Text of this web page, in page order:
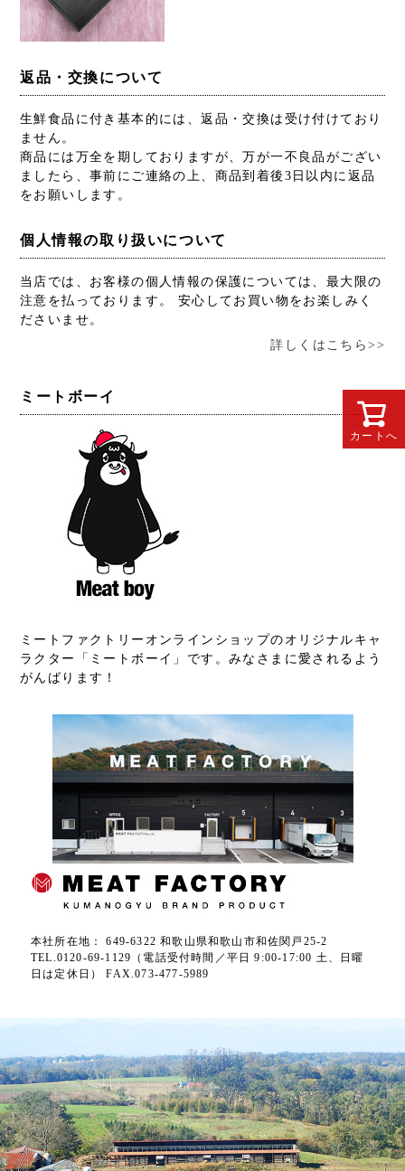
カートへ
返品・交換について
生鮮食品に付き基本的には、返品・交換は受け付けており
ません。
商品には万全を期しておりますが、万が一不良品がござい
ましたら、事前にご連絡の上、商品到着後3日以内に返品
をお願いします。
個人情報の取り扱いについて
当店では、お客様の個人情報の保護については、最大限の
注意を払っております。 安心してお買い物をお楽しみく
ださいませ。
詳しくはこちら>>
ミートボーイ
ミートファクトリーオンラインショップのオリジナルキャ
ラクター「ミートボーイ」です。みなさまに愛されるよう
がんばります！
本社所在地： 649-6322 和歌山県和歌山市和佐関戸25-2
TEL.0120-69-1129（電話受付時間／平日 9:00-17:00 土、日曜
日は定休日） FAX.073-477-5989